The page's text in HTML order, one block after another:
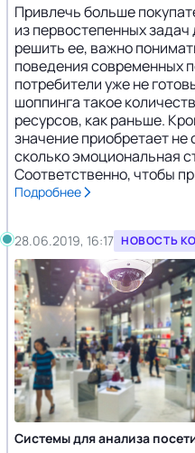
Привлечь больше
из первостепенных
решить ее, важно
поведения современных
потребители уже не
шоппинга такое
ресурсов, как раньше.
значение приобретает не
сколько эмоциональная
Соответственно, чтобы
Подробнее
28.06.2019, 16:17 НОВОСТЬ
Системы для анализа